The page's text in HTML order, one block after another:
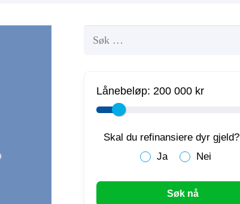
Søk
Lånebeløp: 200 000 kr
Skal du refinansiere dyr gjeld?
Ja
Nei
Søk nå